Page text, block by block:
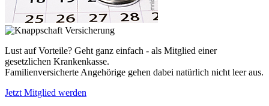
Lust auf Vorteile? Geht ganz einfach - als Mitglied einer
gesetzlichen Krankenkasse.
Familienversicherte Angehörige gehen dabei natürlich nicht leer aus.
Jetzt Mitglied werden